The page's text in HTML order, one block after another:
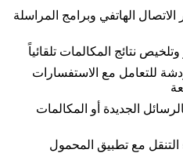
الهاتفي وبرامج المراسلة
نتائج المكالمات تلقائياً
للتعامل مع الاستفسارات
الجديدة أو المكالمات
التنقل مع تطبيق المحمول